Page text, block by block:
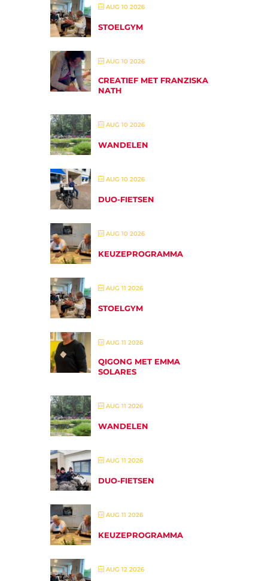
AUG 10 2026
STOELGYM
AUG 10 2026
CREATIEF MET FRANZISKA
NATH
AUG 10 2026
WANDELEN
AUG 10 2026
DUO-FIETSEN
AUG 10 2026
KEUZEPROGRAMMA
AUG 11 2026
STOELGYM
AUG 11 2026
QIGONG MET EMMA
SOLARES
AUG 11 2026
WANDELEN
AUG 11 2026
DUO-FIETSEN
AUG 11 2026
KEUZEPROGRAMMA
AUG 12 2026